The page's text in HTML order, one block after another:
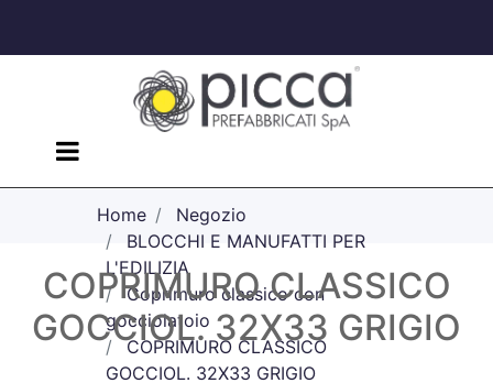
Open menu
Home
Negozio
BLOCCHI E MANUFATTI PER
L'EDILIZIA
Coprimuro classico con
gocciolatoio
COPRIMURO CLASSICO
GOCCIOL. 32X33 GRIGIO
COPRIMURO CLASSICO
GOCCIOL. 32X33 GRIGIO